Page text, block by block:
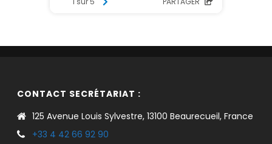
CONTACT SECRÉTARIAT :
125 Avenue Louis Sylvestre, 13100 Beaurecueil, France
+33 4 42 66 92 90